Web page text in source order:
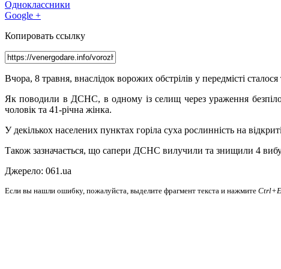
Одноклассники
Google +
Копировать ссылку
Вчора, 8 травня, внаслідок ворожих обстрілів у передмісті
Як поводили в ДСНС, в одному із селищ через ураження
чоловік та 41-річна жінка.
У декількох населених пунктах горіла суха рослинність на
Також зазначається, що сапери ДСНС вилучили та знищили 4
Джерело: 061.ua
Если вы нашли ошибку, пожалуйста, выделите фрагмент текста и нажмите